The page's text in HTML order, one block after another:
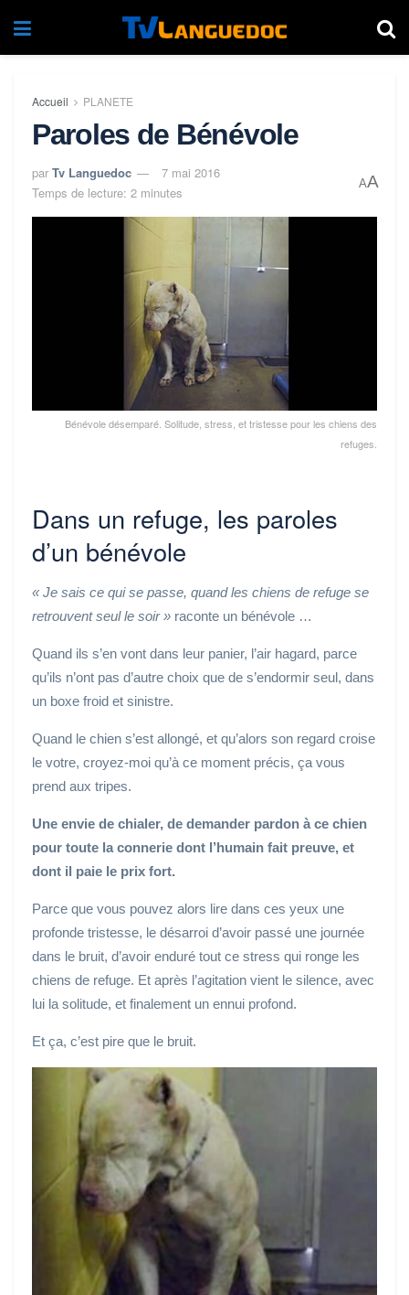
Accueil PLANETE
Paroles de Bénévole
par Tv Languedoc
7 mai 2016
Temps de lecture: 2 minutes
AA
Bénévole désemparé. Solitude, stress, et tristesse pour les chiens des
refuges.
Dans un refuge, les paroles
d’un bénévole
« Je sais ce qui se passe, quand les chiens de refuge se
retrouvent seul le soir » raconte un bénévole …
Quand ils s’en vont dans leur panier, l’air hagard, parce
qu’ils n’ont pas d’autre choix que de s’endormir seul, dans
un boxe froid et sinistre.
Quand le chien s’est allongé, et qu’alors son regard croise
le votre, croyez-moi qu’à ce moment précis, ça vous
prend aux tripes.
Une envie de chialer, de demander pardon à ce chien
pour toute la connerie dont l’humain fait preuve, et
dont il paie le prix fort.
Parce que vous pouvez alors lire dans ces yeux une
profonde tristesse, le désarroi d’avoir passé une journée
dans le bruit, d’avoir enduré tout ce stress qui ronge les
chiens de refuge. Et après l’agitation vient le silence, avec
lui la solitude, et finalement un ennui profond.
Et ça, c’est pire que le bruit.